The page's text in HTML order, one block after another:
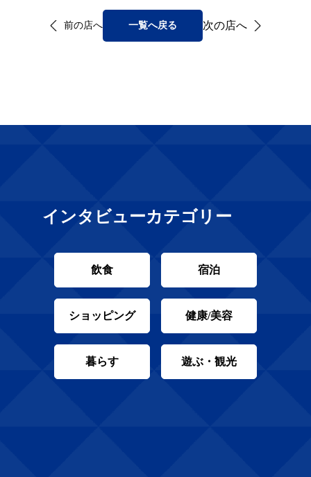
前の店へ 一覧へ戻る 次の店へ
インタビューカテゴリー
飲食 宿泊
ショッピング 健康/美容
暮らす 遊ぶ・観光